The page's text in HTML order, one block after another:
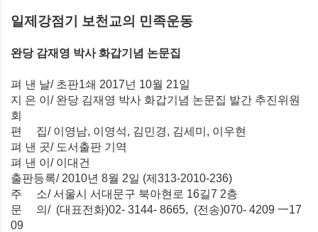
일제강점기 보천교의 민족운동
완당 감재영 박사 화갑기념 논문집
펴 낸 날/ 초판1쇄 2017넌 10월 21일
지 은 이/ 완당 김재영 박사 화갑기념 논문집 발간 추진위원
회
편 집/ 이영남, 이영석, 김민경, 김세미, 이우현
펴 낸 곳/ 도서출판 기역
펴 낸 이/ 이대건
출판등록/ 2010년 8월 2일 (제313-2010-236)
주 소/ 서울시 서대문구 북아현로 16길7 2층
문 의/ (대표전화)02- 3144- 8665, (전송)070- 4209 一17
09